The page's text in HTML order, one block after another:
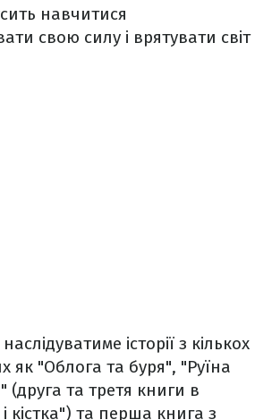
навчитися
свою силу і врятувати світ
історії з кількох
як "Облога та буря", "Руїна
(друга та третя книги в
і кістка") та перша книга з